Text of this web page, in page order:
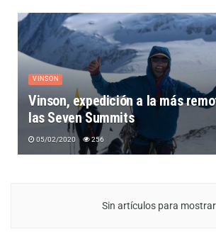
VINSON
Vinson, expedición a la más
las Seven Summits
05/02/2020 256
Sin artículos para mostrar